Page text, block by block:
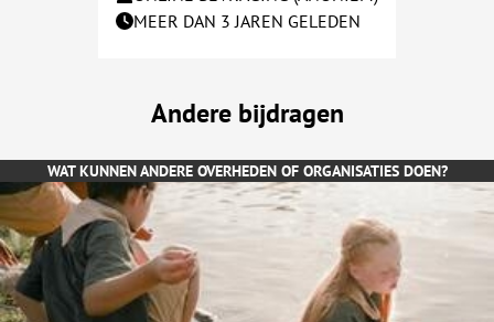
MEER DAN 3 JAREN GELEDEN
Andere bijdragen
WAT KUNNEN ANDERE OVERHEDEN OF ORGANISATIES DOEN?